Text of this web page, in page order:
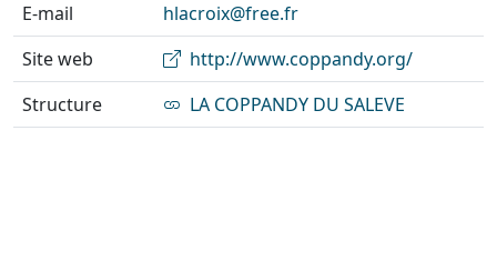
E-mail
hlacroix@free.fr
Site web
http://www.coppandy.org/
Structure
LA COPPANDY DU SALEVE